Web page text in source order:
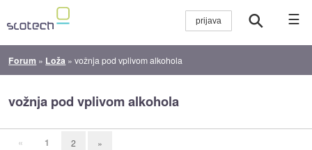
☰
Forum » Loža »vožnja pod vplivom alkohola
vožnja pod vplivom alkohola
« 1 2 »